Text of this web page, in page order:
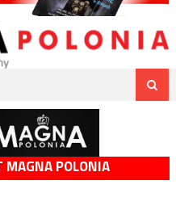
MAGNA POLONIA